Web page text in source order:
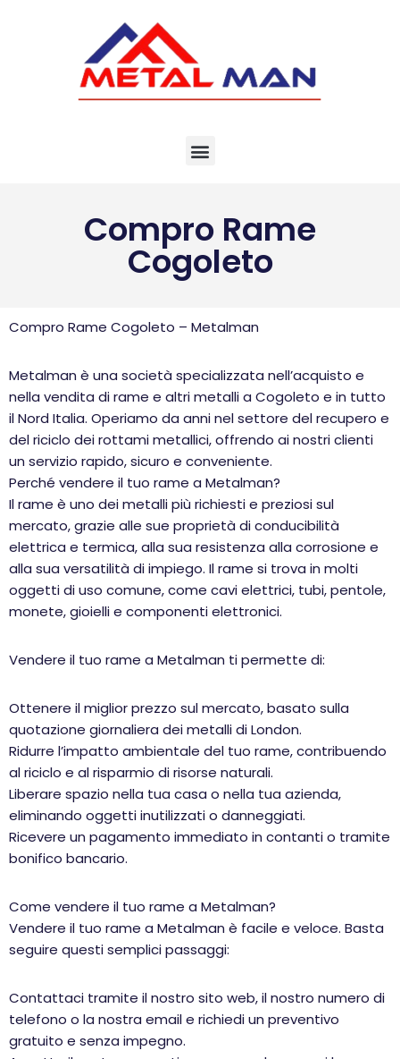
Compro Rame
Cogoleto
Compro Rame Cogoleto – Metalman
Metalman è una società specializzata nell’acquisto e
nella vendita di rame e altri metalli a Cogoleto e in tutto
il Nord Italia. Operiamo da anni nel settore del recupero e
del riciclo dei rottami metallici, offrendo ai nostri clienti
un servizio rapido, sicuro e conveniente.
Perché vendere il tuo rame a Metalman?
Il rame è uno dei metalli più richiesti e preziosi sul
mercato, grazie alle sue proprietà di conducibilità
elettrica e termica, alla sua resistenza alla corrosione e
alla sua versatilità di impiego. Il rame si trova in molti
oggetti di uso comune, come cavi elettrici, tubi, pentole,
monete, gioielli e componenti elettronici.
Vendere il tuo rame a Metalman ti permette di:
Ottenere il miglior prezzo sul mercato, basato sulla
quotazione giornaliera dei metalli di London.
Ridurre l’impatto ambientale del tuo rame, contribuendo
al riciclo e al risparmio di risorse naturali.
Liberare spazio nella tua casa o nella tua azienda,
eliminando oggetti inutilizzati o danneggiati.
Ricevere un pagamento immediato in contanti o tramite
bonifico bancario.
Come vendere il tuo rame a Metalman?
Vendere il tuo rame a Metalman è facile e veloce. Basta
seguire questi semplici passaggi:
Contattaci tramite il nostro sito web, il nostro numero di
telefono o la nostra email e richiedi un preventivo
gratuito e senza impegno.